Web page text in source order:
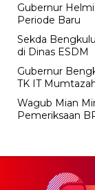
Gubernur
Periode Baru
Sekda
di Dinas ESDM
Gubernur
TK IT
Wagub Mian
Pemeriksaan